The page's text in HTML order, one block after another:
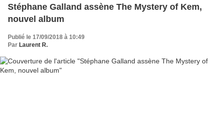
Stéphane Galland assène The Mystery of Kem,
nouvel album
Publié le 17/09/2018 à 10:49
Par Laurent R.